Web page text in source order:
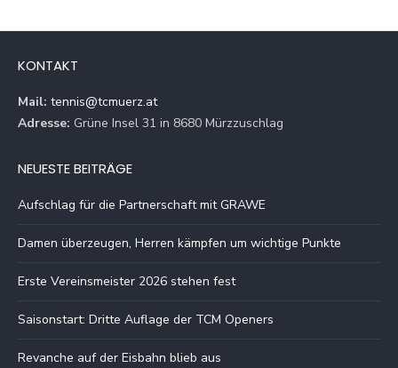
KONTAKT
Mail: tennis@tcmuerz.at
Adresse: Grüne Insel 31 in 8680 Mürzzuschlag
NEUESTE BEITRÄGE
Aufschlag für die Partnerschaft mit GRAWE
Damen überzeugen, Herren kämpfen um wichtige Punkte
Erste Vereinsmeister 2026 stehen fest
Saisonstart: Dritte Auflage der TCM Openers
Revanche auf der Eisbahn blieb aus